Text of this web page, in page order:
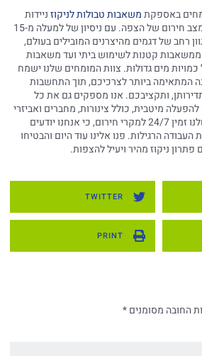
באספקתמשאבות טבולות לניקוזניידות
איכותיות, המתאימות לכל מצב חירום של הצפה. עם ניסיון של למעלה מ-15
רחב של דגמים מהיצרנים המובילים בעולם,
קטנות לשימוש ביתי ועד משאבות
מים גדולות. צוות המומחים שלנו ישמח
המתאימה ביותר לצרכיכם, תוך התחשבות
ותקציבכם. אנו מספקים גם את כל
מיטבית, כולל צינורות, מחברים ואביזרי
בטיחות. שירות הלקוחות שלנו זמין 24/7 למקרי חירום, כי אנחנו יודעים
הרגילות. פנו אלינו עוד היום והבטיחו
ניקוז מהיר ויעיל להצפות.
TWITTER
PRINT
החובה מסומנים*